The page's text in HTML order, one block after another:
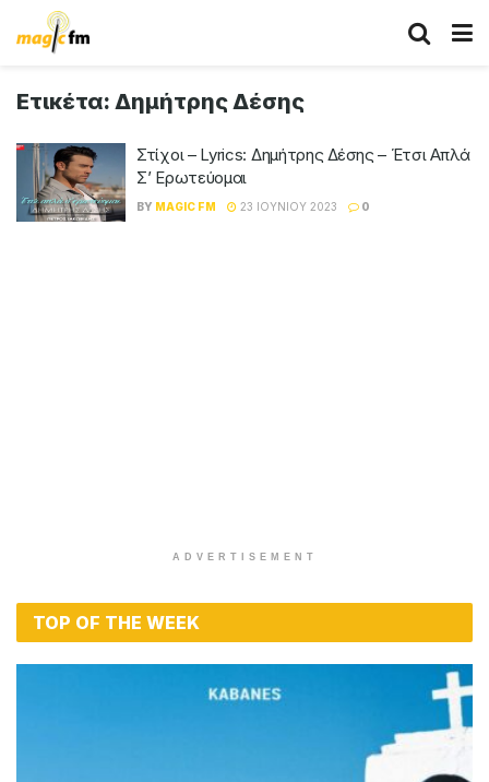
Ετικέτα: Δημήτρης Δέσης
Στίχοι – Lyrics: Δημήτρης Δέσης – Έτσι Απλά
Σ’ Ερωτεύομαι
BY MAGIC FM 23 ΙΟΥΝΊΟΥ 2023 0
ADVERTISEMENT
TOP OF THE WEEK